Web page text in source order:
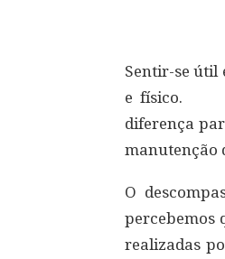
Sentir-se útil
e físico.
diferença
manutenção
O
percebemos
realizadas